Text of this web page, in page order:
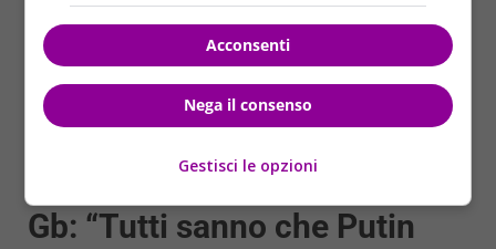
Anton Gerachchenko, consigliere del Ministero
dell’Interno, ha pubblicato il video su Twitter,
sul tetto del Cremlino giusto prima dell’esplosione?”.
Gb: “Tutti sanno che Putin
Acconsenti
Nega il consenso
Gestisci le opzioni